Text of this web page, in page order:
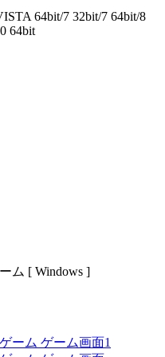
64bit/7 32bit/7 64bit/8
64bit
ム [ Windows ]